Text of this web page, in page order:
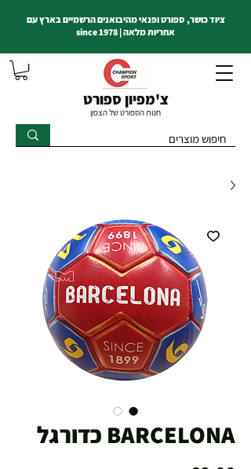
צ'מפיון ספורט
חנות הספורט של הצפון
ציוד כושר, ספורט ופנאי מהיבואנים הרשמיים בארץ עם
אחריות מלאה | since 1978
BARCELONA כדורגל